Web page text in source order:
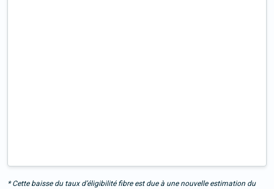
* Cette baisse du taux d’éligibilité fibre est due à une nouvelle estimation du